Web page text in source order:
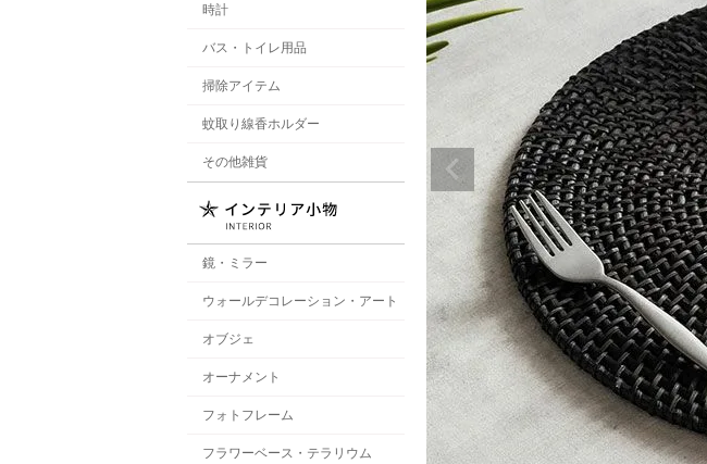
時計
バス・トイレ用品
掃除アイテム
蚊取り線香ホルダー
その他雑貨
鏡・ミラー
ウォールデコレーション・アート
オブジェ
オーナメント
フォトフレーム
フラワーベース・テラリウム